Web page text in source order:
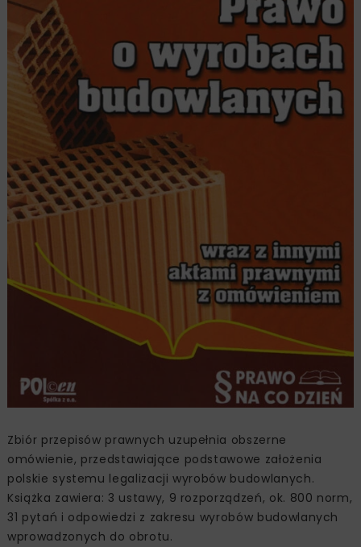
Zbiór przepisów prawnych uzupełnia obszerne
omówienie, przedstawiające podstawowe założenia
polskie systemu legalizacji wyrobów budowlanych.
Książka zawiera: 3 ustawy, 9 rozporządzeń, ok. 800 norm,
31 pytań i odpowiedzi z zakresu wyrobów budowlanych
wprowadzonych do obrotu.